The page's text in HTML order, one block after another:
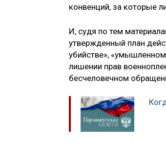
конвенций, за которые
И, судя по тем
утвержденный план
убийстве»,
лишении прав
бесчеловечном